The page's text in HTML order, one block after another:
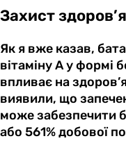
Захист
Як я вже казав,
вітаміну А у формі
впливає на
виявили, що
може забезпечити
або 561% добової